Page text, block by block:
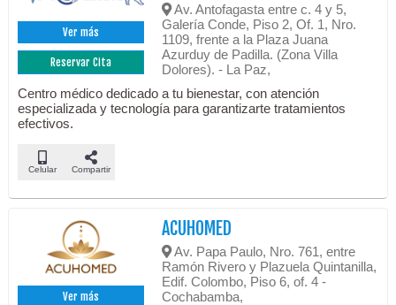
Ver más
Reservar Cita
Av. Antofagasta entre c. 4 y 5,
Galería Conde, Piso 2, Of. 1, Nro.
1109, frente a la Plaza Juana
Azurduy de Padilla. (Zona Villa
Dolores). - La Paz,
Centro médico dedicado a tu bienestar, con atención
especializada y tecnología para garantizarte tratamientos
efectivos.
Celular Compartir
Ver más
ACUHOMED
Av. Papa Paulo, Nro. 761, entre
Ramón Rivero y Plazuela Quintanilla,
Edif. Colombo, Piso 6, of. 4 -
Cochabamba,